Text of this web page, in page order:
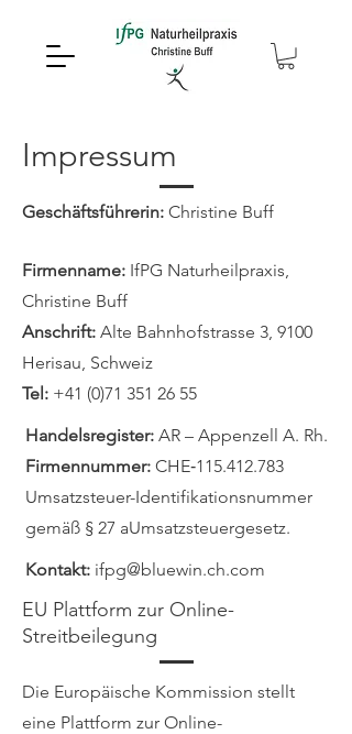
Impressum
Geschäftsführerin: Christine Buff
Firmenname: IfPG Naturheilpraxis,
Christine Buff
Anschrift: Alte Bahnhofstrasse 3, 9100
Herisau, Schweiz
Tel: +41 (0)71 351 26 55
Handelsregister: AR – Appenzell A. Rh.
Firmennummer: CHE‑115.412.783
Umsatzsteuer-Identifikationsnummer
gemäß § 27 aUmsatzsteuergesetz.
Kontakt: ifpg@bluewin.ch.com
EU Plattform zur Online-
Streitbeilegung
Die Europäische Kommission stellt
eine Plattform zur Online-